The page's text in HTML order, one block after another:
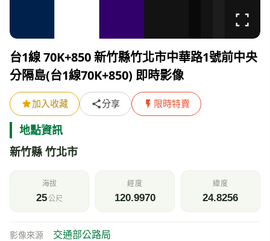
台1線 70K+850 新竹縣竹北市中華路1號前中央
分隔島(台1線70K+850) 即時影像
加入收藏 分享 限時特賣
地點資訊
新竹縣 竹北市
海拔
25公尺
經度
120.9970
緯度
24.8256
影像來源 交通部公路局